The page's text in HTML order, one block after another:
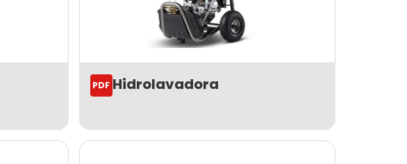
PDF Hidrolavadora